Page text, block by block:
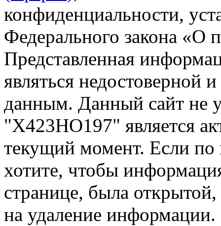
конфиденциальности,
Федерального закона «О
Представленная
являться недостоверной
данным. Данный сайт не
"Х423НО197" является
текущий момент. Если
хотите, чтобы
странице, была открытой,
на удаление информации.